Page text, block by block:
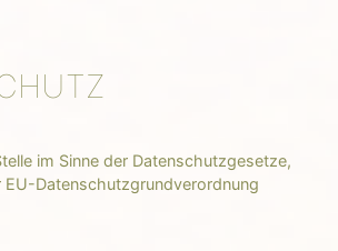
im Sinne der Datenschutzgesetze,
EU-Datenschutzgrundverordnung